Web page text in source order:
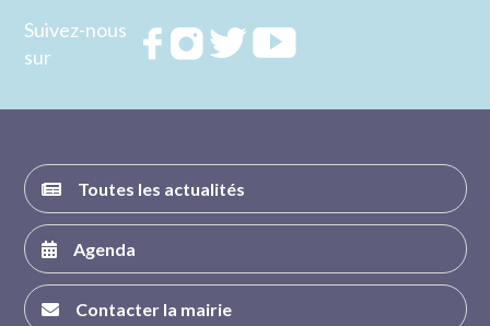
Suivez-nous
sur
RejoignezRejoignezRejoignez
Toutes les actualités
Agenda
Contacter la mairie